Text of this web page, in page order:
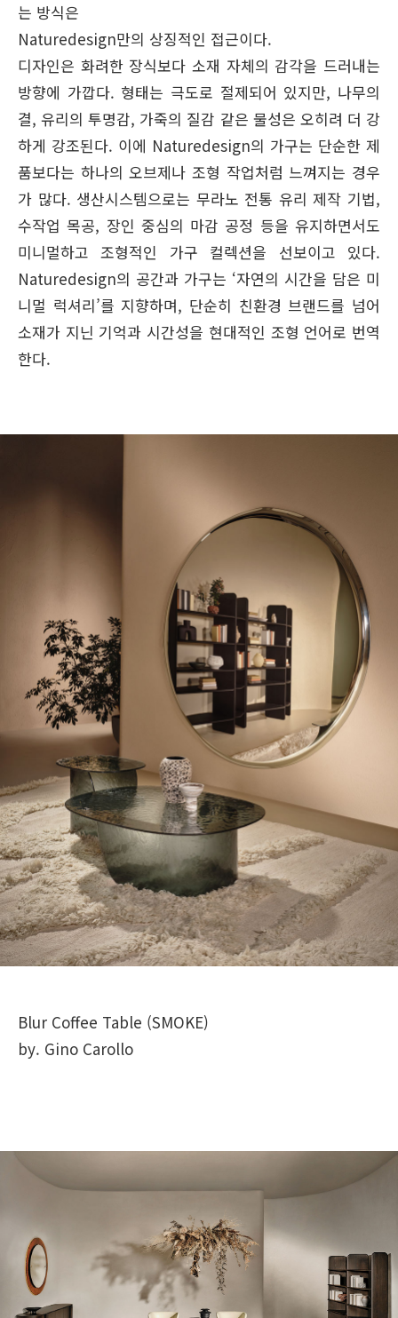
는 방식은
Naturedesign만의 상징적인 접근이다.
디자인은 화려한 장식보다 소재 자체의 감각을 드러내는
방향에 가깝다. 형태는 극도로 절제되어 있지만, 나무의
결, 유리의 투명감, 가죽의 질감 같은 물성은 오히려 더 강
하게 강조된다. 이에 Naturedesign의 가구는 단순한 제
품보다는 하나의 오브제나 조형 작업처럼 느껴지는 경우
가 많다. 생산시스템으로는 무라노 전통 유리 제작 기법,
수작업 목공, 장인 중심의 마감 공정 등을 유지하면서도
미니멀하고 조형적인 가구 컬렉션을 선보이고 있다.
Naturedesign의 공간과 가구는 ‘자연의 시간을 담은 미
니멀 럭셔리’를 지향하며, 단순히 친환경 브랜드를 넘어
소재가 지닌 기억과 시간성을 현대적인 조형 언어로 번역
한다.
Blur Coffee Table (SMOKE)
by. Gino Carollo